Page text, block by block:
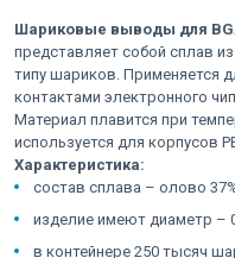
Шариковые выводы для
представляет собой сплав
типу шариков. Применяется
контактами электронного
Материал плавится при
используется для корпусов
Характеристика:
состав сплава – олово
изделие имеют диаметр –
в контейнере 250 тысяч